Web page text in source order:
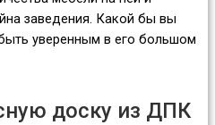
заведения. Какой бы вы
уверенным в его большом
доску из ДПК